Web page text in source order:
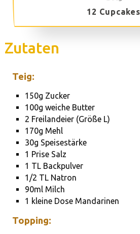
12 Cupcakes
Zutaten
Teig:
150g Zucker
100g weiche Butter
2 Freilandeier (Größe L)
170g Mehl
30g Speisestärke
1 Prise Salz
1 TL Backpulver
1/2 TL Natron
90ml Milch
1 kleine Dose Mandarinen
Topping: